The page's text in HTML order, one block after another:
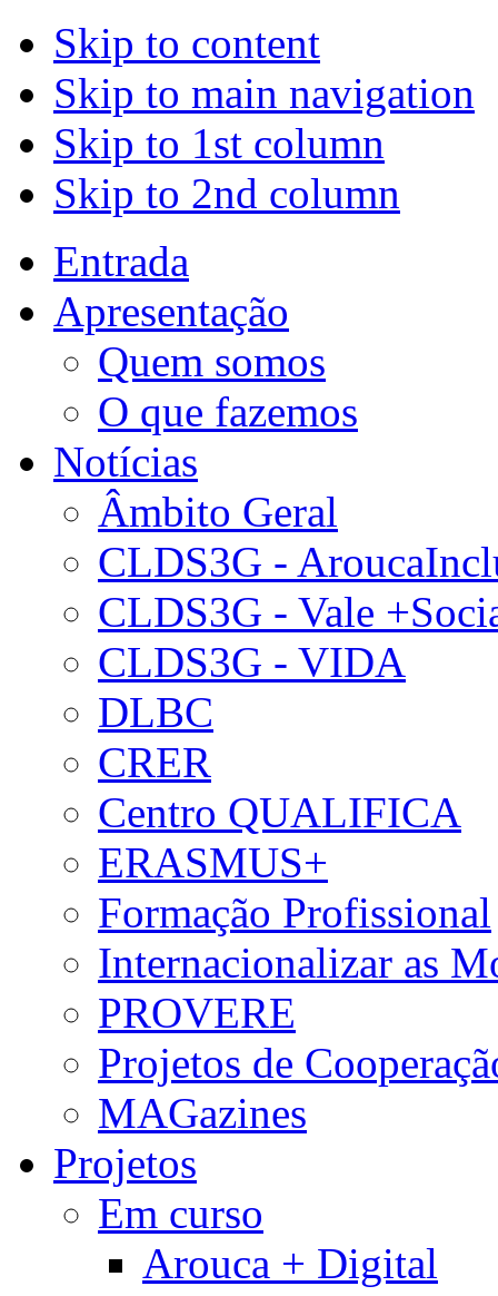
Skip to content
Skip to main navigation
Skip to 1st column
Skip to 2nd column
Entrada
Apresentação
Quem somos
O que fazemos
Notícias
Âmbito Geral
CLDS3G -
CLDS3G - Vale
CLDS3G - VIDA
DLBC
CRER
Centro QUALIFICA
ERASMUS+
Formação Profissional
Internacionalizar as
PROVERE
Projetos de
MAGazines
Projetos
Em curso
Arouca + Digital